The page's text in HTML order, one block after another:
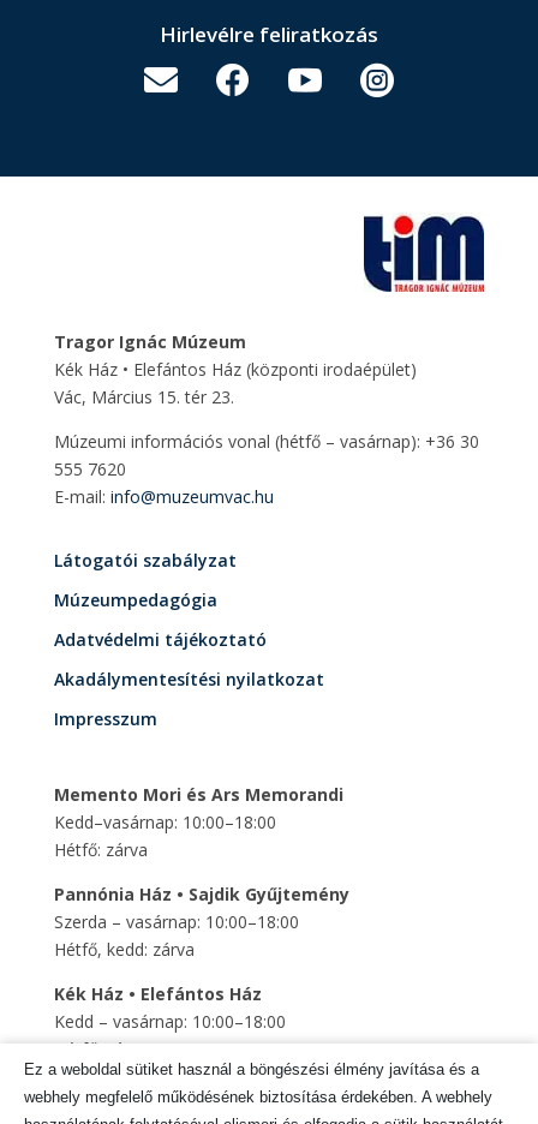
Hirlevélre feliratkozás
   
Tragor Ignác Múzeum
Kék Ház • Elefántos Ház (központi irodaépület)
Vác, Március 15. tér 23.
Múzeumi információs vonal (hétfő – vasárnap): +36 30
555 7620
E-mail: info@muzeumvac.hu
Látogatói szabályzat
Múzeumpedagógia
Adatvédelmi tájékoztató
Akadálymentesítési nyilatkozat
Impresszum
Memento Mori és Ars Memorandi
Kedd–vasárnap: 10:00–18:00
Hétfő: zárva
Pannónia Ház • Sajdik Gyűjtemény
Szerda – vasárnap: 10:00–18:00
Hétfő, kedd: zárva
Kék Ház • Elefántos Ház
Kedd – vasárnap: 10:00–18:00
Hétfő: zárva
Szent Mihály Altemplom
Ez a weboldal sütiket használ a böngészési élmény javítása és a
webhely megfelelő működésének biztosítása érdekében. A webhely